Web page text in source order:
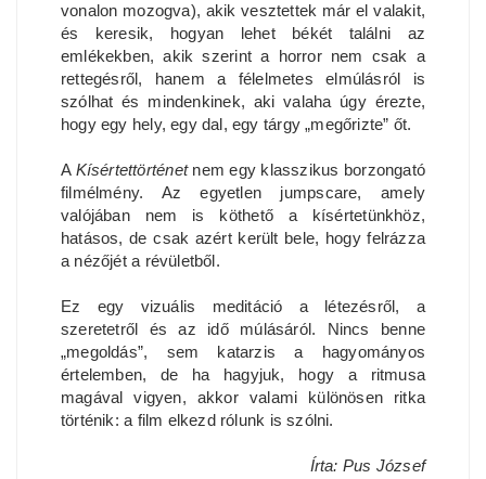
vonalon mozogva), akik vesztettek már el valakit,
és keresik, hogyan lehet békét találni az
emlékekben, akik szerint a horror nem csak a
rettegésről, hanem a félelmetes elmúlásról is
szólhat és mindenkinek, aki valaha úgy érezte,
hogy egy hely, egy dal, egy tárgy „megőrizte” őt.
A Kísértettörténet nem egy klasszikus borzongató
filmélmény. Az egyetlen jumpscare, amely
valójában nem is köthető a kísértetünkhöz,
hatásos, de csak azért került bele, hogy felrázza
a nézőjét a révületből.
Ez egy vizuális meditáció a létezésről, a
szeretetről és az idő múlásáról. Nincs benne
„megoldás”, sem katarzis a hagyományos
értelemben, de ha hagyjuk, hogy a ritmusa
magával vigyen, akkor valami különösen ritka
történik: a film elkezd rólunk is szólni.
Írta: Pus József